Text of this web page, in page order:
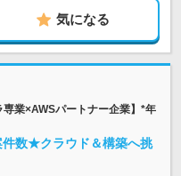
気になる
業×AWSパートナー企業】*年
件数★クラウド＆構築へ挑